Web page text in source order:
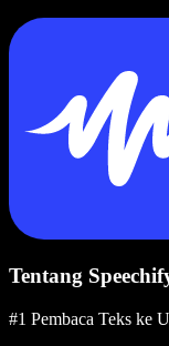
Tentang
#1 Pembaca Teks ke